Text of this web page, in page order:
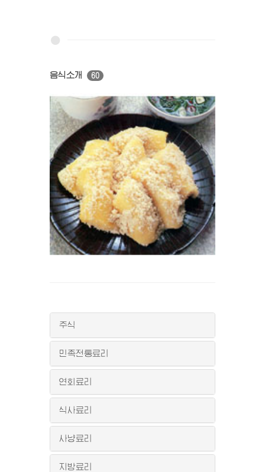
음식소개 60
주식
민족전통료리
연회료리
식사료리
사냥료리
지방료리